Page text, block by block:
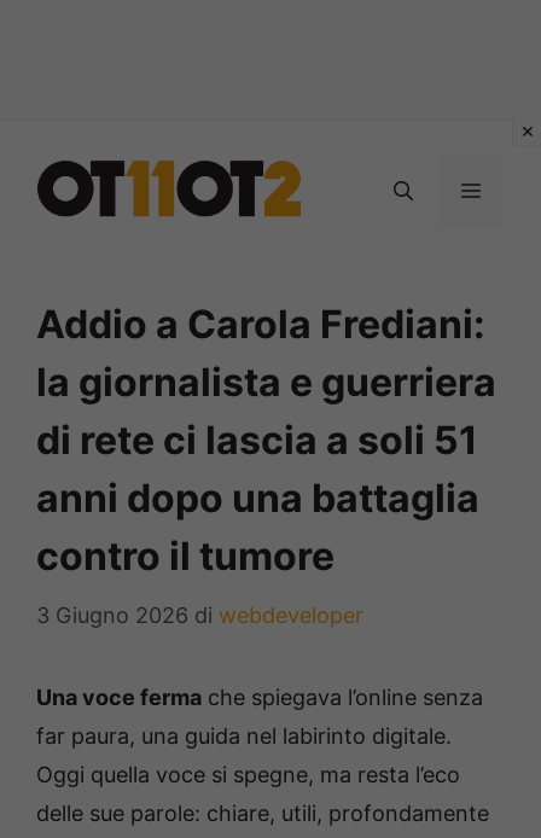
contenuto
MENU
Addio a Carola Frediani:
la giornalista e guerriera
di rete ci lascia a soli 51
anni dopo una battaglia
contro il tumore
3 Giugno 2026 di webdeveloper
Una voce ferma che spiegava l’online senza
far paura, una guida nel labirinto digitale.
Oggi quella voce si spegne, ma resta l’eco
delle sue parole: chiare, utili, profondamente